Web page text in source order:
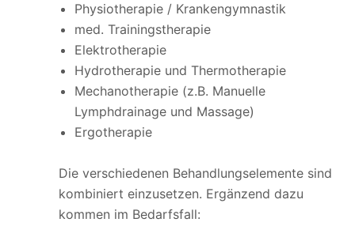
Physiotherapie / Krankengymnastik
med. Trainingstherapie
Elektrotherapie
Hydrotherapie und Thermotherapie
Mechanotherapie (z.B. Manuelle
Lymphdrainage und Massage)
Ergotherapie
Die verschiedenen Behandlungselemente sind
kombiniert einzusetzen. Ergänzend dazu
kommen im Bedarfsfall: